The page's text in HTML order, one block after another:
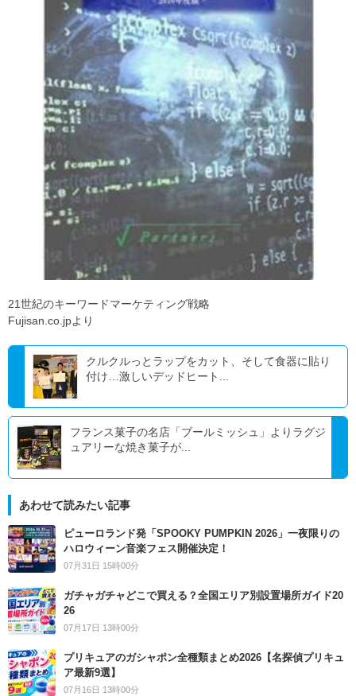
21世紀のキーワードマーケティング戦略
Fujisan.co.jpより
クルクルっとラップをカット、そして食器に貼り
付け…激しいデッドヒート...
フランス菓子の名店「ブールミッシュ」よりラグジ
ュアリーな焼き菓子が...
あわせて読みたい記事
ピューロランド発「SPOOKY PUMPKIN 2026」一夜限りの
ハロウィーン音楽フェス開催決定！
07月31日 15時00分
ガチャガチャどこで買える？全国エリア別設置場所ガイド20
26
07月17日 13時00分
プリキュアのガシャポン全種類まとめ2026【名探偵プリキュ
ア最新9選】
07月16日 13時00分